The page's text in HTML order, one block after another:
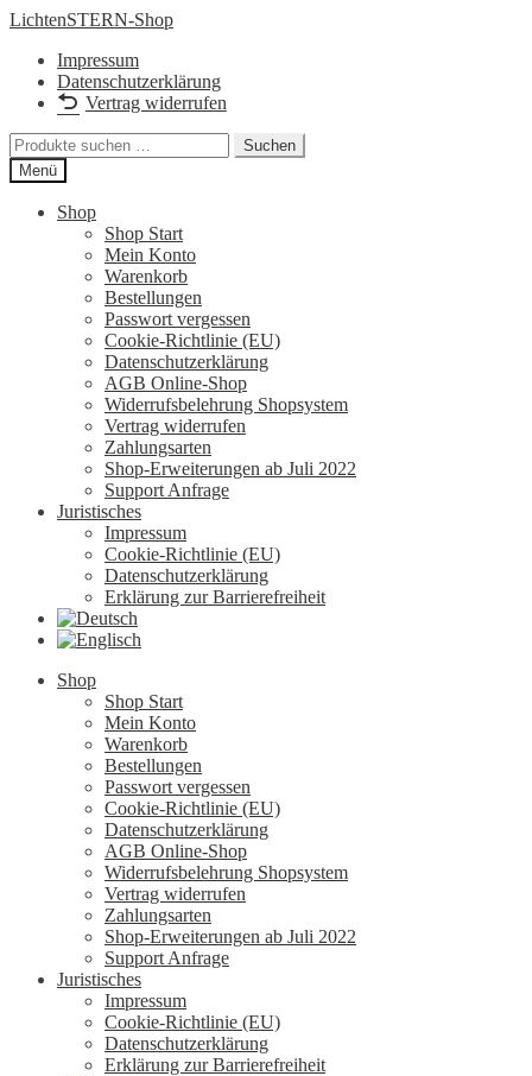
Zur
springen
Zum
springen
LichtenSTERN-Shop
Impressum
Datenschutzerklärung
Vertrag widerrufen
Suchen
nach:
Suchen
Menü
Shop
Shop Start
Mein Konto
Warenkorb
Bestellungen
Passwort vergessen
Cookie-Richtlinie (EU)
Datenschutzerklärung
AGB Online-Shop
Widerrufsbelehrung Shopsystem
Vertrag widerrufen
Zahlungsarten
Shop-Erweiterungen ab Juli 2022
Support Anfrage
Juristisches
Impressum
Cookie-Richtlinie (EU)
Datenschutzerklärung
Erklärung zur Barrierefreiheit
Shop
Shop Start
Mein Konto
Warenkorb
Bestellungen
Passwort vergessen
Cookie-Richtlinie (EU)
Datenschutzerklärung
AGB Online-Shop
Widerrufsbelehrung Shopsystem
Vertrag widerrufen
Zahlungsarten
Shop-Erweiterungen ab Juli 2022
Support Anfrage
Juristisches
Impressum
Cookie-Richtlinie (EU)
Datenschutzerklärung
Erklärung zur Barrierefreiheit